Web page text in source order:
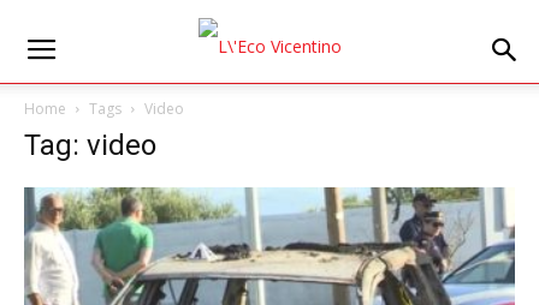
Home Tags Video
Tag: video